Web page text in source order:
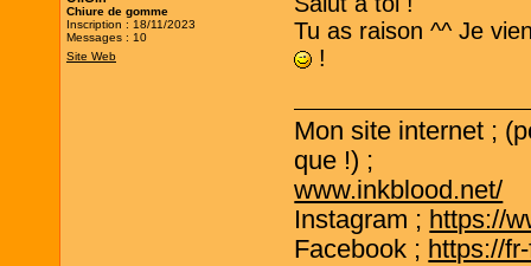
Chiure de gomme
Inscription : 18/11/2023
Messages : 10
Site Web
Tu as raison ^^ Je
!
Mon site internet ;
que !) ;
www.inkblood.net/
Instagram ; https://
Facebook ; https://